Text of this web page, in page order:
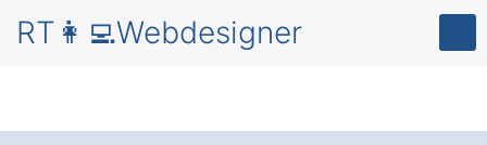
RT👩‍💻Webdesigner